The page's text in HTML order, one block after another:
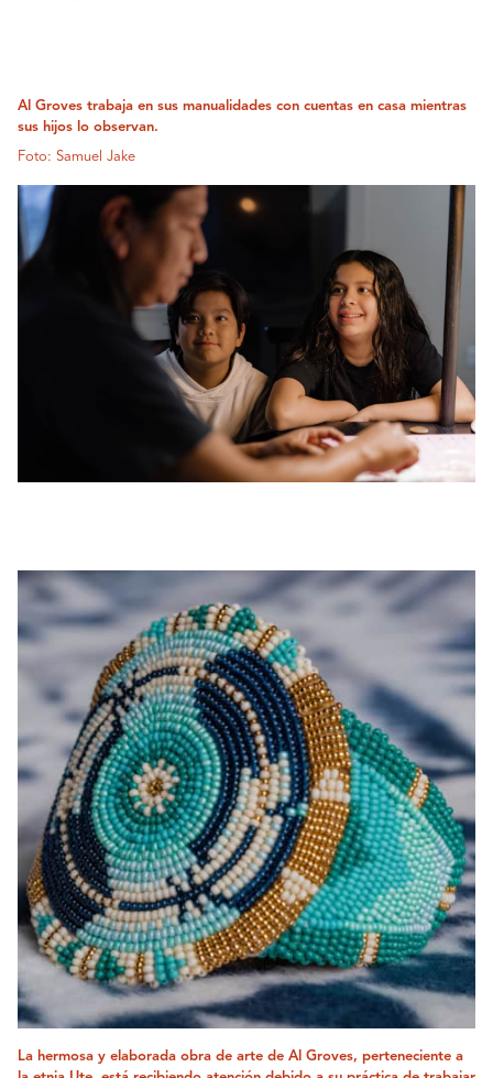
Al Groves trabaja en sus manualidades con cuentas en casa mientras
sus hijos lo observan.
Foto: Samuel Jake
La hermosa y elaborada obra de arte de Al Groves, perteneciente a